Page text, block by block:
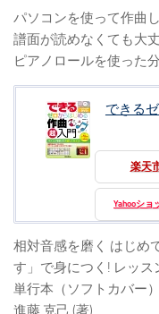
パソコンを使って作曲
譜面が読めなくても大丈
ピアノロールを使った
できる
楽天
Yahooショ
相対音感を磨く はじめ
す」で身につく! レッス
単行本（ソフトカバー
進藤 克己 (著)